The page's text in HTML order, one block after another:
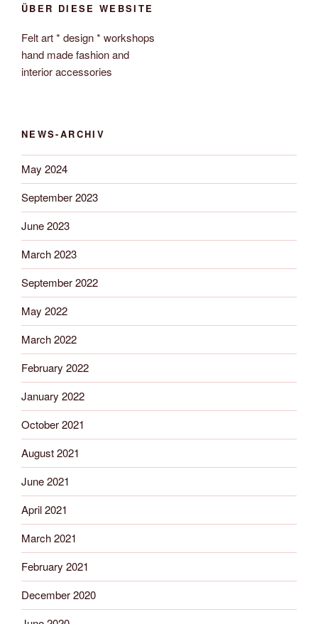
ÜBER DIESE WEBSITE
Felt art * design * workshops
hand made fashion and
interior accessories
NEWS-ARCHIV
May 2024
September 2023
June 2023
March 2023
September 2022
May 2022
March 2022
February 2022
January 2022
October 2021
August 2021
June 2021
April 2021
March 2021
February 2021
December 2020